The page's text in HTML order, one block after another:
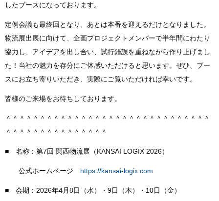
したブースになっております。
定例会議も最終回となり、あとは本番を迎えるだけとなりました。
物流展出展に向けて、企画プロジェクトメンバーで半年間にわたり
協力し、アイデアを出し合い、試行錯誤を重ねながら作り上げまし
た！当社の魅力を存分にご体感いただけると思います。ぜひ、ブー
スにお立ち寄りいただき、実際にご覧いただければ幸いです。
皆様のご来場をお待ちしております。
＾＾＾＾＾＾＾＾＾＾＾＾＾＾＾＾＾＾＾＾＾＾＾＾＾＾＾＾＾＾
＾＾＾＾＾＾＾＾＾＾＾＾＾＾＾
■ 名称：第7回 関西物流展（KANSAI LOGIX 2026）
公式ホームページ https://kansai-logix.com
■ 会期：2026年4月8日（水）・9日（木）・10日（金）